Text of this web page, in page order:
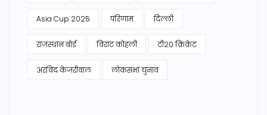
Asia Cup 2025 परिणाम दिल्ली
राजस्थान बोर्ड विराट कोहली टी20 क्रिकेट
अरविंद केजरीवाल लोकसभा चुनाव